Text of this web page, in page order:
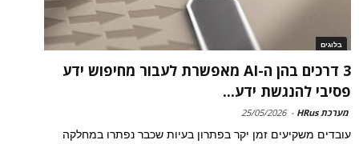
בלוגים
3 דרכים בהן ה-AI מאפשרת לעבור מחיפוש ידע
פסיבי להנגשת ידע...
מערכת HRus -
25/05/2026
עובדים משקיעים זמן יקר בפתרון בעיות שכבר נפתרו במחלקה